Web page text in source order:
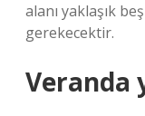
alanı yaklaşık
gerekecektir.
Veranda